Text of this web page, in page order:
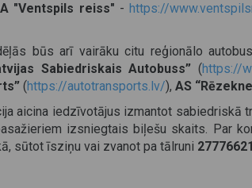
"Ventspils reiss" -https://
būs arī vairāku citu reģionālo
Sabiedriskais Autobuss” (https://
(https://autotransports.lv/), AS
aicina iedzīvotājus izmantot sabiedriskā
izsniegtais biļešu skaits. Par
sūtot īsziņu vai zvanot pa tālruni 27776621